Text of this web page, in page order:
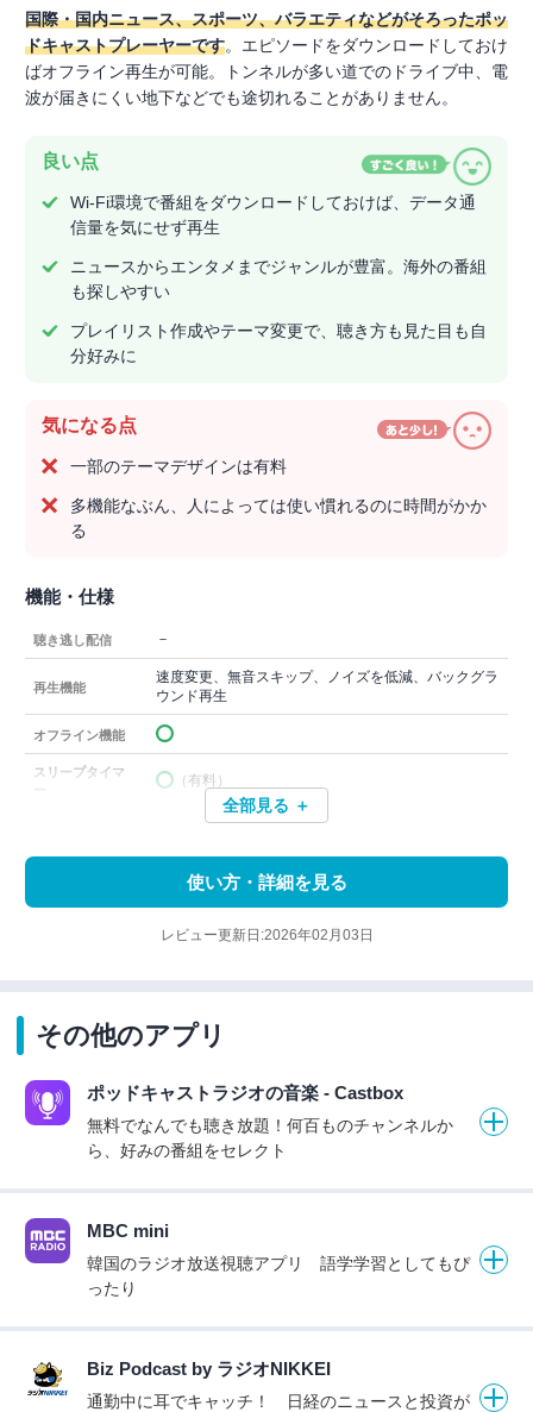
国際・国内ニュース、スポーツ、バラエティなどがそろったポッ
ドキャストプレーヤーです。エピソードをダウンロードしておけ
ばオフライン再生が可能。トンネルが多い道でのドライブ中、電
波が届きにくい地下などでも途切れることがありません。
良い点
Wi-Fi環境で番組をダウンロードしておけば、データ通
信量を気にせず再生
ニュースからエンタメまでジャンルが豊富。海外の番組
も探しやすい
プレイリスト作成やテーマ変更で、聴き方も見た目も自
分好みに
気になる点
一部のテーマデザインは有料
多機能なぶん、人によっては使い慣れるのに時間がかか
る
機能・仕様
聴き逃し配信 －
再生機能
速度変更、無音スキップ、ノイズを低減、バックグラ
ウンド再生
オフライン機能
スリープタイマ
（有料）
全部見る ＋
使い方・詳細を見る
レビュー更新日:2026年02月03日
その他のアプリ
ポッドキャストラジオの音楽 - Castbox
無料でなんでも聴き放題！何百ものチャンネルか
ら、好みの番組をセレクト
MBC mini
韓国のラジオ放送視聴アプリ 語学学習としてもぴ
ったり
Biz Podcast by ラジオNIKKEI
通勤中に耳でキャッチ！ 日経のニュースと投資が